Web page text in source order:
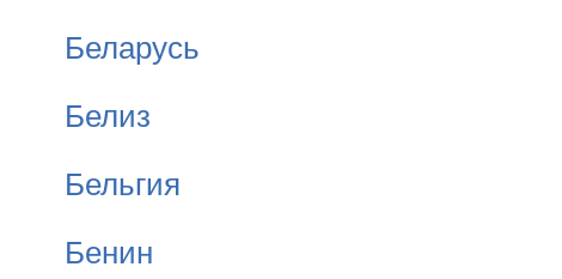
Беларусь
Белиз
Бельгия
Бенин